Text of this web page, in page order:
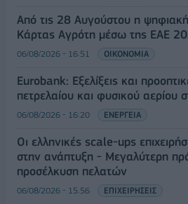
Από τις 28 Αυγούστου η
Κάρτας Αγρότη μέσω της ΕΑΕ
06/08/2026 - 16:51 ΟΙΚΟΝΟΜΙΑ
Eurobank: Εξελίξεις και
πετρελαίου και φυσικού αερίου
06/08/2026 - 16:20 ΕΝΕΡΓΕΙΑ
Οι ελληνικές scale-ups
στην ανάπτυξη - Μεγαλύτερη
προσέλκυση πελατών
06/08/2026 - 15:56 ΕΠΙΧΕΙΡΗΣΕΙΣ